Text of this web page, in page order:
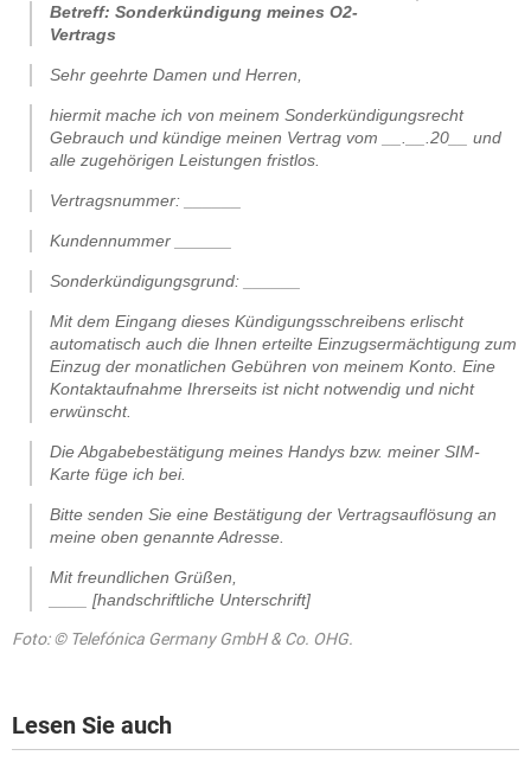
Betreff: Sonderkündigung meines O2-
Vertrags
Sehr geehrte Damen und Herren,
hiermit mache ich von meinem Sonderkündigungsrecht
Gebrauch und kündige meinen Vertrag vom __.__.20__ und
alle zugehörigen Leistungen fristlos.
Vertragsnummer: ______
Kundennummer ______
Sonderkündigungsgrund: ______
Mit dem Eingang dieses Kündigungsschreibens erlischt
automatisch auch die Ihnen erteilte Einzugsermächtigung zum
Einzug der monatlichen Gebühren von meinem Konto. Eine
Kontaktaufnahme Ihrerseits ist nicht notwendig und nicht
erwünscht.
Die Abgabebestätigung meines Handys bzw. meiner SIM-
Karte füge ich bei.
Bitte senden Sie eine Bestätigung der Vertragsauflösung an
meine oben genannte Adresse.
Mit freundlichen Grüßen,
____ [handschriftliche Unterschrift]
Foto: © Telefónica Germany GmbH & Co. OHG.
Lesen Sie auch